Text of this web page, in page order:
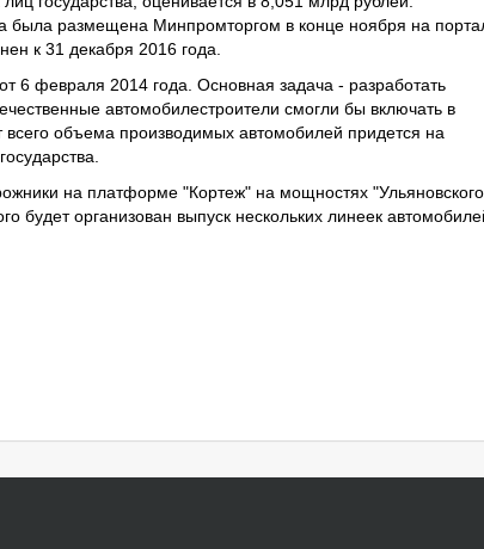
была размещена Минпромторгом в конце ноября на
к 31 декабря 2016 года.
6 февраля 2014 года. Основная задача - разработать
автомобилестроители смогли бы включать в
объема производимых автомобилей придется на
на платформе "Кортеж" на мощностях "Ульяновского
будет организован выпуск нескольких линеек